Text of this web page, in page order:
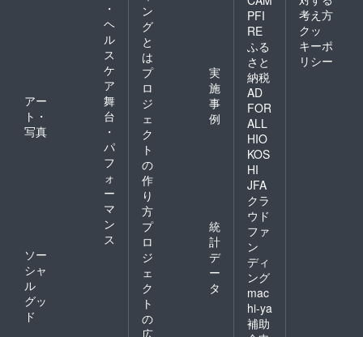
・
ヘ
ル
ス
ケ
ア
アー
ト・
写真
舞
台
・
パ
フ
ォ
ー
マ
ン
ス
ソー
シャ
ル
グッ
ド
ン
グ
と
は
プ
ロ
ジ
ェ
ク
ト
の
作
り
方
実
施
事
例
プ
ロ
ジ
ェ
ク
ト
の
統
計
デ
ー
タ
PFI
RE
ふる
さと
納税
AD
FOR
ALL
HIO
KOS
HI
JFA
クラ
ウド
ファ
ン
ディ
ング
mac
hi-ya
補助
考え方
クッ
キーポ
リシー